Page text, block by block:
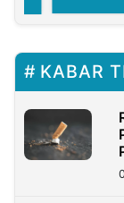
KABAR